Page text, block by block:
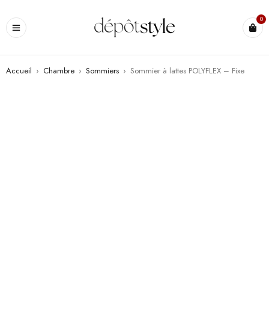
0
Accueil › Chambre › Sommiers › Sommier à lattes POLYFLEX – Fixe